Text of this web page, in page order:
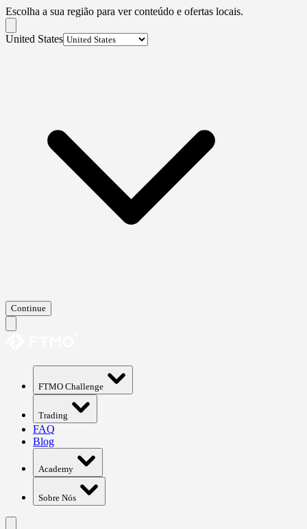
Escolha a sua região para ver conteúdo e ofertas locais.
United States
Continue
FTMO Challenge
Trading
FAQ
Blog
Academy
Sobre Nós